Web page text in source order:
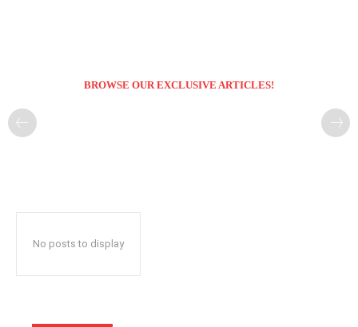
BROWSE OUR EXCLUSIVE ARTICLES!
No posts to display